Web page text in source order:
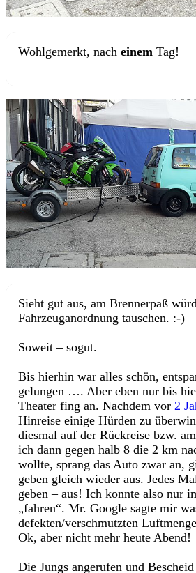
Wohlgemerkt, nach einem Tag!
Sieht gut aus, am Brennerpaß
Fahrzeuganordnung tauschen. :-)
Soweit – sogut.
Bis hierhin war alles schön,
gelungen …. Aber eben nur bis
Theater fing an. Nachdem vor 2
Hinreise einige Hürden zu
diesmal auf der Rückreise bzw.
ich dann gegen halb 8 die 2 km
wollte, sprang das Auto zwar an,
geben gleich wieder aus. Jedes
geben – aus! Ich konnte also nur
„fahren“. Mr. Google sagte mir
defekten/verschmutzten
Ok, aber nicht mehr heute Abend!
Die Jungs angerufen und